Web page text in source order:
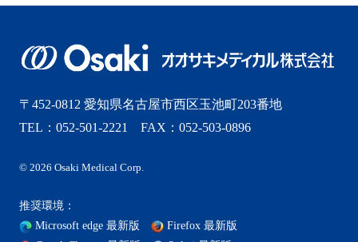
2025年2月
2025年1月
2024年10月
〒452-0812 愛知県名古屋市西区玉池町203番地
TEL：052-501-2221 FAX：052-503-0896
© 2026 Osaki Medical Corp.
推奨環境：
Microsoft edge 最新版
Firefox 最新版